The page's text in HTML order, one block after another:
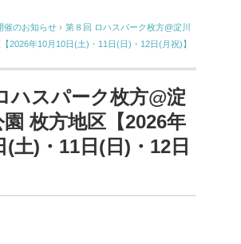
催のお知らせ › 第８回 ロハスパーク枚方@淀川
2026年10月10日(土)・11日(日)・12日(月祝)】
ハスパーク枚方@淀
園 枚方地区【2026年
(土)・11日(日)・12日